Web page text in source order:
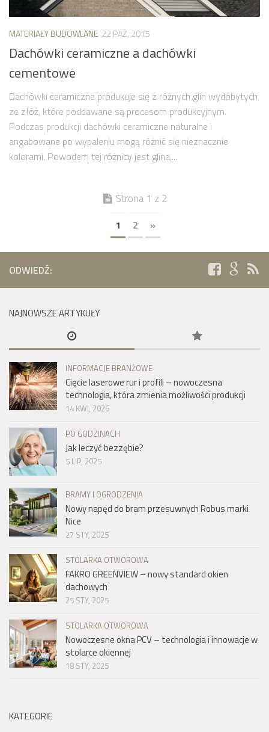
MATERIAŁY BUDOWLANE 22 PAŹ, 2015
Dachówki ceramiczne a dachówki
cementowe
Dachówki ceramiczne produkuje się z różnych glin wydobytych
ze złóż, które poddawane są procesom produkcyjnym.
Podczas produkcji dachówki ceramiczne naturalne i
angabowane po wypaleniu mogą różnić się nieznacznie
kolorami. Powodem tej różnicy jest glina,...
Strona 1 z 2
1 2 »
ODWIEDŹ:
NAJNOWSZE ARTYKUŁY
INFORMACJE BRANŻOWE
Cięcie laserowe rur i profili – nowoczesna
technologia, która zmienia możliwości produkcji
14 KWI, 2026
PO GODZINACH
Jak leczyć bezzębie?
5 LIP, 2025
BRAMY I OGRODZENIA
Nowy napęd do bram przesuwnych Robus marki
Nice
27 STY, 2025
STOLARKA OTWOROWA
FAKRO GREENVIEW – nowy standard okien
dachowych
25 STY, 2025
STOLARKA OTWOROWA
Nowoczesne okna PCV – technologia i innowacje w
stolarce okiennej
18 STY, 2025
KATEGORIE